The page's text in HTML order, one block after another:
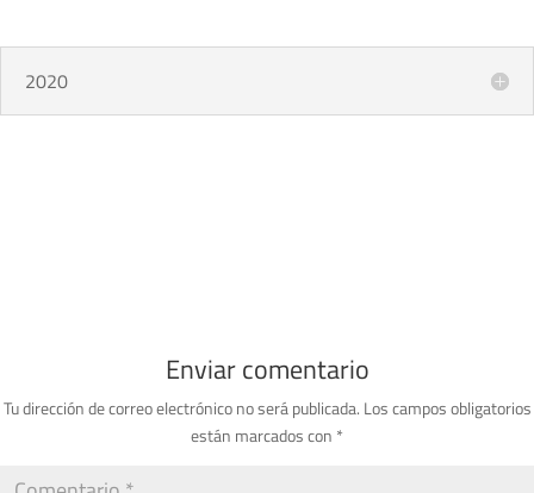
2020
Enviar comentario
Tu dirección de correo electrónico no será publicada. Los campos obligatorios
están marcados con *